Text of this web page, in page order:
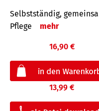
Selbstständig,
Pflege
mehr
16,90 €
13,99 €